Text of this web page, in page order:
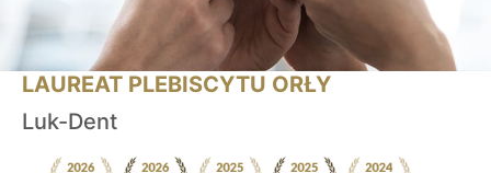
LAUREAT PLEBISCYTU ORŁY
Luk-Dent